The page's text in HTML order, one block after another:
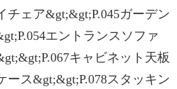
チェア&gt;&gt;P.045ガーデン
エントランスソファ
キャビネット天板
ース&gt;&gt;P.078スタッキン